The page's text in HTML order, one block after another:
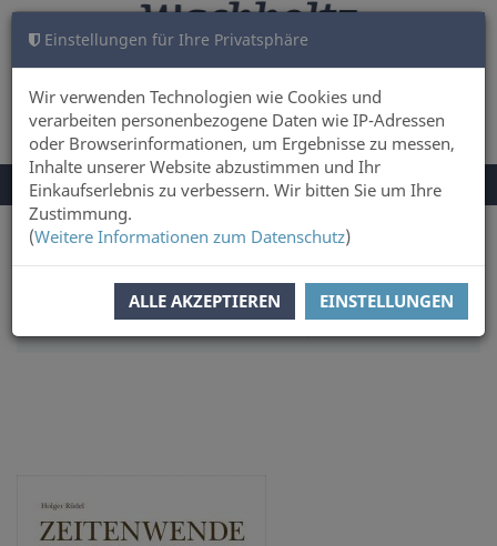
Einstellungen für Ihre Privatsphäre
Wir verwenden Technologien wie Cookies und
verarbeiten personenbezogene Daten wie IP-Adressen
oder Browserinformationen, um Ergebnisse zu messen,
Inhalte unserer Website abzustimmen und Ihr
Einkaufserlebnis zu verbessern. Wir bitten Sie um Ihre
Zustimmung.
(Weitere Informationen zum Datenschutz)
ALLE AKZEPTIEREN EINSTELLUNGEN
ANMELDEN WARENKORB 0
NAVIGATION
UMSCHALTEN
Menü
Sie sind hier: Geschichte & Kultur
SORTIERUNG: ERSCHEINUNGSDATUM